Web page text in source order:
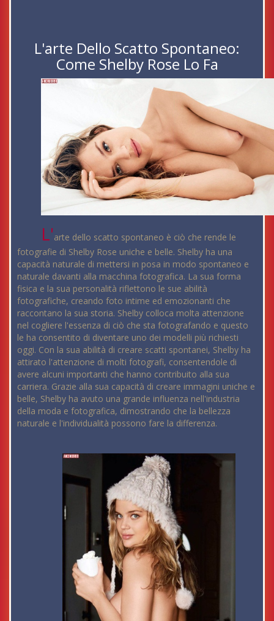
L'arte Dello Scatto Spontaneo:
Come Shelby Rose Lo Fa
L'arte dello scatto spontaneo è ciò che rende le
fotografie di Shelby Rose uniche e belle. Shelby ha una
capacità naturale di mettersi in posa in modo spontaneo e
naturale davanti alla macchina fotografica. La sua forma
fisica e la sua personalità riflettono le sue abilità
fotografiche, creando foto intime ed emozionanti che
raccontano la sua storia. Shelby colloca molta attenzione
nel cogliere l'essenza di ciò che sta fotografando e questo
le ha consentito di diventare uno dei modelli più richiesti
oggi. Con la sua abilità di creare scatti spontanei, Shelby ha
attirato l'attenzione di molti fotografi, consentendole di
avere alcuni importanti che hanno contribuito alla sua
carriera. Grazie alla sua capacità di creare immagini uniche e
belle, Shelby ha avuto una grande influenza nell'industria
della moda e fotografica, dimostrando che la bellezza
naturale e l'individualità possono fare la differenza.